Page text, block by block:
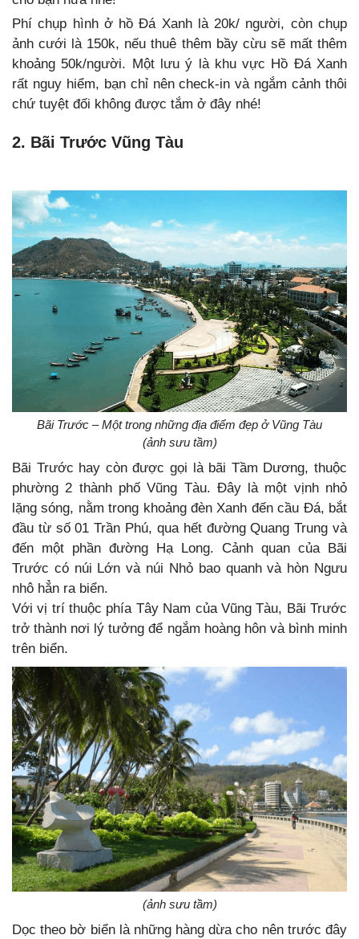
Phí chụp hình ở hồ Đá Xanh là 20k/ người, còn chụp
ảnh cưới là 150k, nếu thuê thêm bầy cừu sẽ mất thêm
khoảng 50k/người. Một lưu ý là khu vực Hồ Đá Xanh
rất nguy hiểm, bạn chỉ nên check-in và ngắm cảnh thôi
chứ tuyệt đối không được tắm ở đây nhé!
2. Bãi Trước Vũng Tàu
Bãi Trước – Một trong những địa điểm đẹp ở Vũng Tàu
(ảnh sưu tầm)
Bãi Trước hay còn được gọi là bãi Tầm Dương, thuộc
phường 2 thành phố Vũng Tàu. Đây là một vịnh nhỏ
lặng sóng, nằm trong khoảng đèn Xanh đến cầu Đá, bắt
đầu từ số 01 Trần Phú, qua hết đường Quang Trung và
đến một phần đường Hạ Long. Cảnh quan của Bãi
Trước có núi Lớn và núi Nhỏ bao quanh và hòn Ngưu
nhô hẳn ra biển.
Với vị trí thuộc phía Tây Nam của Vũng Tàu, Bãi Trước
trở thành nơi lý tưởng để ngắm hoàng hôn và bình minh
trên biển.
(ảnh sưu tầm)
Dọc theo bờ biển là những hàng dừa cho nên trước đây